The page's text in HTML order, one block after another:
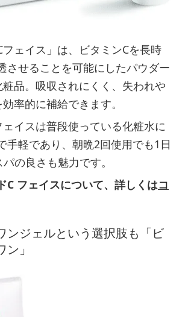
フェイス」は、ビタミンCを長時
させることを可能にしたパウダー
品。吸収されにくく、失われや
率的に補給できます。
ェイスは普段使っている化粧水に
手軽であり、朝晩2回使用でも1日
の良さも魅力です。
C フェイスについて、詳しくはコ
ンジェルという選択肢も「ビ
」